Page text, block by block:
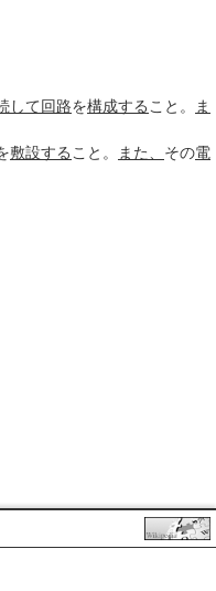
して回路を構成する こと。
ま
敷設する こと。 また、 その電